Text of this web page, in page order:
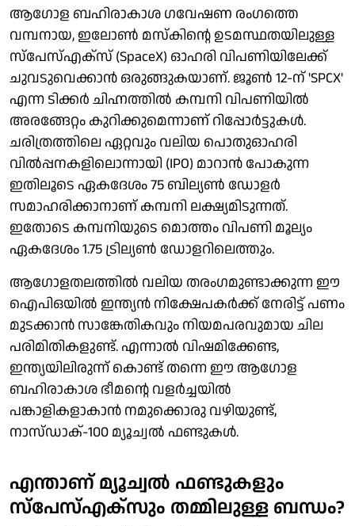
ആഗോള ബഹിരാകാശ ഗവേഷണ രംഗത്തെ
വമ്പനായ, ഇലോണ്‍ മസ്‌കിന്റെ ഉടമസ്ഥതയിലുള്ള
സ്പേസ്എക്സ് (SpaceX) ഓഹരി വിപണിയിലേക്ക്
ചുവടുവെക്കാന്‍ ഒരുങ്ങുകയാണ്. ജൂണ്‍ 12-ന് 'SPCX'
എന്ന ടിക്കര്‍ ചിഹ്നത്തില്‍ കമ്പനി വിപണിയില്‍
അരങ്ങേറ്റം കുറിക്കുമെന്നാണ് റിപ്പോര്‍ട്ടുകള്‍.
ചരിത്രത്തിലെ ഏറ്റവും വലിയ പൊതുഓഹരി
വില്‍പ്പനകളിലൊന്നായി (IPO) മാറാന്‍ പോകുന്ന
ഇതിലൂടെ ഏകദേശം 75 ബില്യണ്‍ ഡോളര്‍
സമാഹരിക്കാനാണ് കമ്പനി ലക്ഷ്യമിടുന്നത്.
ഇതോടെ കമ്പനിയുടെ മൊത്തം വിപണി മൂല്യം
ഏകദേശം 1.75 ട്രില്യണ്‍ ഡോളറിലെത്തും.
ആഗോളതലത്തില്‍ വലിയ തരംഗമുണ്ടാക്കുന്ന ഈ
ഐപിഒയില്‍ ഇന്ത്യന്‍ നിക്ഷേപകര്‍ക്ക് നേരിട്ട് പണം
മുടക്കാന്‍ സാങ്കേതികവും നിയമപരവുമായ ചില
പരിമിതികളുണ്ട്. എന്നാല്‍ വിഷമിക്കേണ്ട,
ഇന്ത്യയിലിരുന്ന് കൊണ്ട് തന്നെ ഈ ആഗോള
ബഹിരാകാശ ഭീമന്റെ വളര്‍ച്ചയില്‍
പങ്കാളികളാകാന്‍ നമുക്കൊരു വഴിയുണ്ട്,
നാസ്ഡാക്-100 മ്യൂച്വല്‍ ഫണ്ടുകള്‍.
എന്താണ് മ്യൂച്വല്‍ ഫണ്ടുകളും
സ്പേസ്എക്സും തമ്മിലുള്ള ബന്ധം?